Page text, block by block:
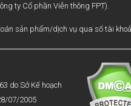
ty Cổ phần Viễn thông FPT).
sản phẩm/dịch vụ qua số tài
do Sở Kế hoạch
07/2005